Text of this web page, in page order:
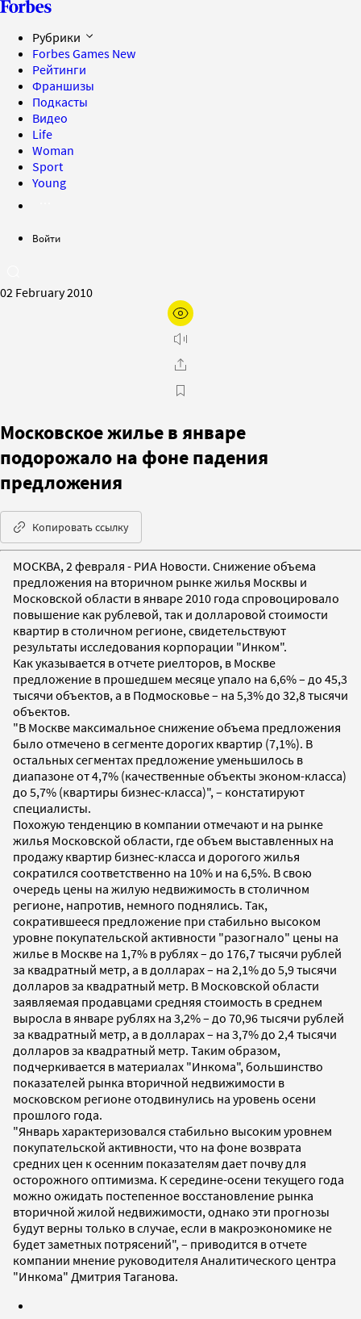
Рубрики
Forbes Games New
Рейтинги
Франшизы
Подкасты
Видео
Life
Woman
Sport
Young
Войти
02 February 2010
Московское жилье в январе
подорожало на фоне падения
предложения
Копировать ссылку
МОСКВА, 2 февраля - РИА Новости. Снижение объема
предложения на вторичном рынке жилья Москвы и
Московской области в январе 2010 года спровоцировало
повышение как рублевой, так и долларовой стоимости
квартир в столичном регионе, свидетельствуют
результаты исследования корпорации "Инком".
Как указывается в отчете риелторов, в Москве
предложение в прошедшем месяце упало на 6,6% – до 45,3
тысячи объектов, а в Подмосковье – на 5,3% до 32,8 тысячи
объектов.
"В Москве максимальное снижение объема предложения
было отмечено в сегменте дорогих квартир (7,1%). В
остальных сегментах предложение уменьшилось в
диапазоне от 4,7% (качественные объекты эконом-класса)
до 5,7% (квартиры бизнес-класса)", – констатируют
специалисты.
Похожую тенденцию в компании отмечают и на рынке
жилья Московской области, где объем выставленных на
продажу квартир бизнес-класса и дорогого жилья
сократился соответственно на 10% и на 6,5%. В свою
очередь цены на жилую недвижимость в столичном
регионе, напротив, немного поднялись. Так,
сократившееся предложение при стабильно высоком
уровне покупательской активности "разогнало" цены на
жилье в Москве на 1,7% в рублях – до 176,7 тысячи рублей
за квадратный метр, а в долларах – на 2,1% до 5,9 тысячи
долларов за квадратный метр. В Московской области
заявляемая продавцами средняя стоимость в среднем
выросла в январе рублях на 3,2% – до 70,96 тысячи рублей
за квадратный метр, а в долларах – на 3,7% до 2,4 тысячи
долларов за квадратный метр. Таким образом,
подчеркивается в материалах "Инкома", большинство
показателей рынка вторичной недвижимости в
московском регионе отодвинулись на уровень осени
прошлого года.
"Январь характеризовался стабильно высоким уровнем
покупательской активности, что на фоне возврата
средних цен к осенним показателям дает почву для
осторожного оптимизма. К середине-осени текущего года
можно ожидать постепенное восстановление рынка
вторичной жилой недвижимости, однако эти прогнозы
будут верны только в случае, если в макроэкономике не
будет заметных потрясений", – приводится в отчете
компании мнение руководителя Аналитического центра
"Инкома" Дмитрия Таганова.